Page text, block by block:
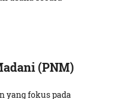
(PNM)
yang fokus pada